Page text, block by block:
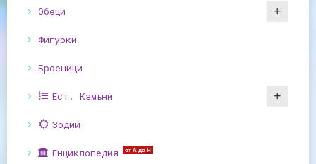
Обеци
Фигурки
Броеници
Ест. Камъни
Зодии
Енциклопедия от А до Я